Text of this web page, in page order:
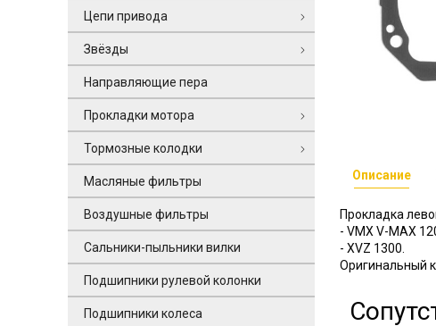
Описание
Прокладка
- VMX V-MAX
- XVZ 1300.
Оригинальный
Цепи привода
Звёзды
Направляющие пера
Прокладки мотора
Тормозные колодки
Масляные фильтры
Воздушные фильтры
Сальники-пыльники вилки
Подшипники рулевой колонки
Подшипники колеса